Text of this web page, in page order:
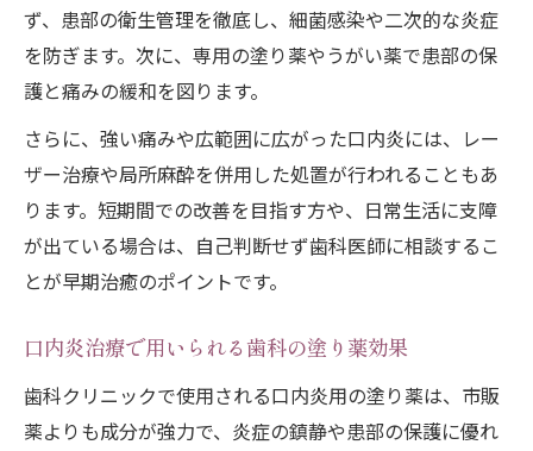
ず、患部の衛生管理を徹底し、細菌感染や二次的な炎症
を防ぎます。次に、専用の塗り薬やうがい薬で患部の保
護と痛みの緩和を図ります。
さらに、強い痛みや広範囲に広がった口内炎には、レー
ザー治療や局所麻酔を併用した処置が行われることもあ
ります。短期間での改善を目指す方や、日常生活に支障
が出ている場合は、自己判断せず歯科医師に相談するこ
とが早期治癒のポイントです。
口内炎治療で用いられる歯科の塗り薬効果
歯科クリニックで使用される口内炎用の塗り薬は、市販
薬よりも成分が強力で、炎症の鎮静や患部の保護に優れ